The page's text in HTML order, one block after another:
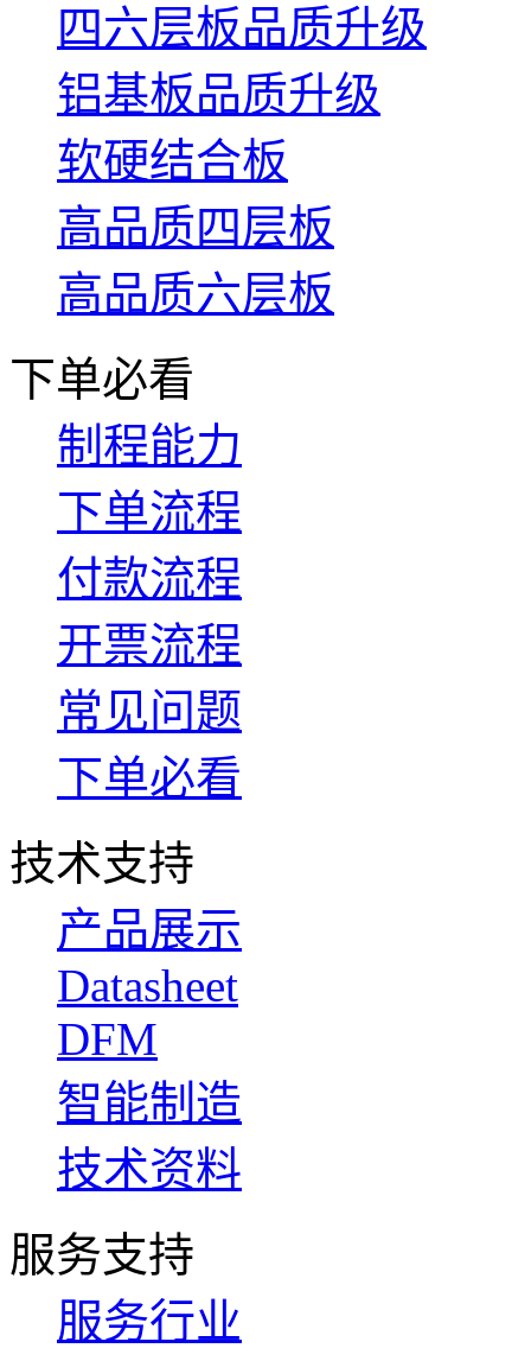
四六层板品质升级
铝基板品质升级
软硬结合板
高品质四层板
高品质六层板
下单必看
制程能力
下单流程
付款流程
开票流程
常见问题
下单必看
技术支持
产品展示
Datasheet
DFM
智能制造
技术资料
服务支持
服务行业